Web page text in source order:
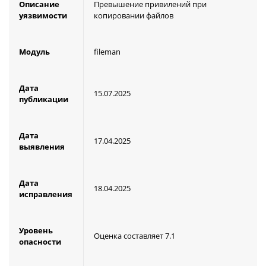
Описание
уязвимости
Превышение привилений при
копировании файлов
Модуль fileman
Дата
публикации
15.07.2025
Дата
выявления
17.04.2025
Дата
исправления
18.04.2025
Уровень
опасности
Оценка составляет 7.1